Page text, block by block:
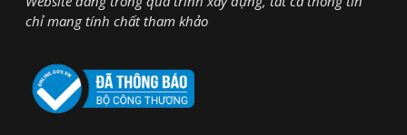
chỉ mang tính chất tham khảo